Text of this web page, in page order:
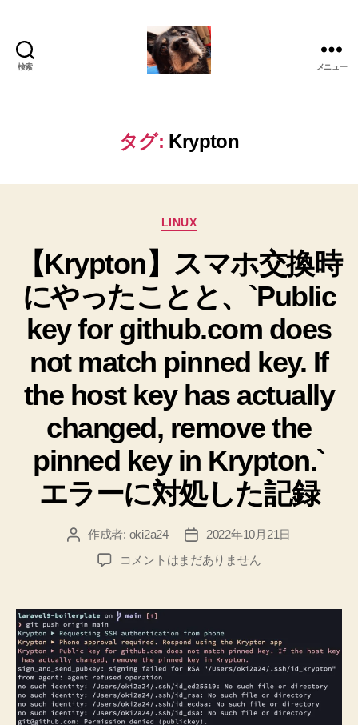
検索 メニュー
タグ: Krypton
カ
ゴ
リ
ー
LINUX
【Krypton】スマホ交換時
にやったことと、`Public
key for github.com does
not match pinned key. If
the host key has actually
changed, remove the
pinned key in Krypton.`
エラーに対処した記録
投 作成者: oki2a24
投
稿
日
2022年10月21日
【Krypton】
ホ
交
換
時
に
や
っ
コメントはまだありません